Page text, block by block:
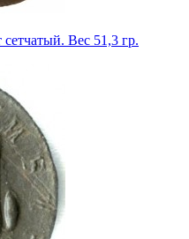
сетчатый. Вес 51,3 гр.